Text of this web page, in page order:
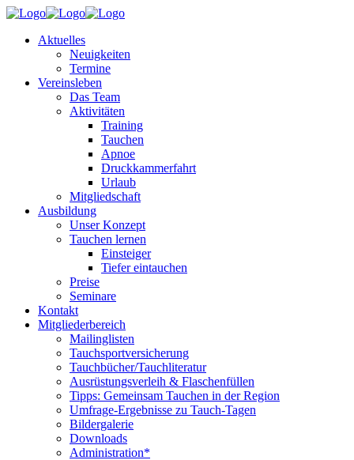
Aktuelles
Neuigkeiten
Termine
Vereinsleben
Das Team
Aktivitäten
Training
Tauchen
Apnoe
Druckkammerfahrt
Urlaub
Mitgliedschaft
Ausbildung
Unser Konzept
Tauchen lernen
Einsteiger
Tiefer eintauchen
Preise
Seminare
Kontakt
Mitgliederbereich
Mailinglisten
Tauchsportversicherung
Tauchbücher/Tauchliteratur
Ausrüstungsverleih & Flaschenfüllen
Tipps: Gemeinsam Tauchen in der Region
Umfrage-Ergebnisse zu Tauch-Tagen
Bildergalerie
Downloads
Administration*